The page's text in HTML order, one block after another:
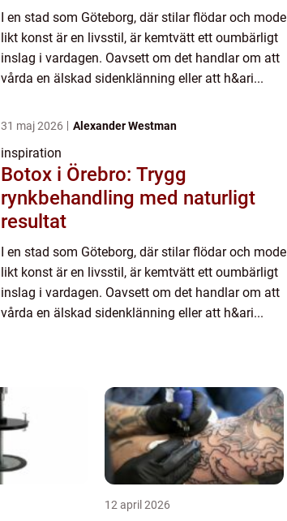
I en stad som Göteborg, där stilar flödar och mode
likt konst är en livsstil, är kemtvätt ett oumbärligt
inslag i vardagen. Oavsett om det handlar om att
vårda en älskad sidenklänning eller att h&ari...
31 maj 2026 Alexander Westman
inspiration
Botox i Örebro: Trygg
rynkbehandling med naturligt
resultat
I en stad som Göteborg, där stilar flödar och mode
likt konst är en livsstil, är kemtvätt ett oumbärligt
inslag i vardagen. Oavsett om det handlar om att
vårda en älskad sidenklänning eller att h&ari...
12 april 2026